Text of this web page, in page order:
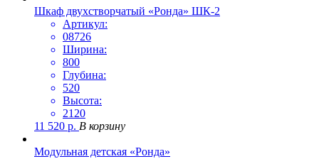
Шкаф двухстворчатый «Ронда» ШК-2
Артикул:
08726
Ширина:
800
Глубина:
520
Высота:
2120
11 520 р. В корзину
Модульная детская «Ронда»